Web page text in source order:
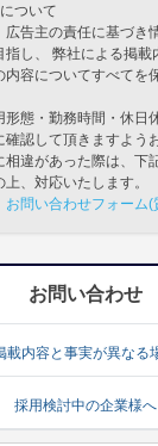
ついて
告主の責任に基づき
し、 弊社による掲載
容についてすべてを
態・勤務時間・休日
認して頂きますよう
違があった際は、下
、対応いたします。
問い合わせフォーム(
お問い合わせ
載内容と事実が異なる
採用検討中の企業様へ